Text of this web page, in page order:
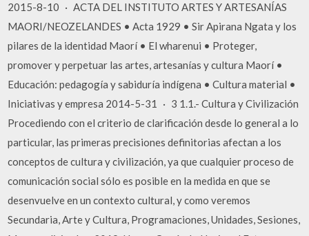
2015-8-10 · ACTA DEL INSTITUTO ARTES Y ARTESANÍAS
MAORI/NEOZELANDES • Acta 1929 • Sir Apirana Ngata y los
pilares de la identidad Maorí • El wharenui • Proteger,
promover y perpetuar las artes, artesanías y cultura Maorí •
Educación: pedagogía y sabiduría indígena • Cultura material •
Iniciativas y empresa 2014-5-31 · 3 1.1.- Cultura y Civilización
Procediendo con el criterio de clarificación desde lo general a lo
particular, las primeras precisiones definitorias afectan a los
conceptos de cultura y civilización, ya que cualquier proceso de
comunicación social sólo es posible en la medida en que se
desenvuelve en un contexto cultural, y como veremos
Secundaria, Arte y Cultura, Programaciones, Unidades, Sesiones,